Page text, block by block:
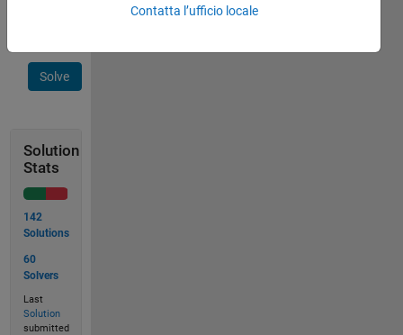
Solve
Solution
Stats
142
Solutions
60
Solvers
Last
Solution
submitted
Contatta l’ufficio locale